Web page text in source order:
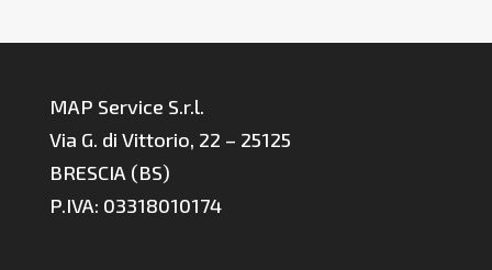
MAP Service S.r.l.
Via G. di Vittorio, 22 – 25125
BRESCIA (BS)
P.IVA: 03318010174